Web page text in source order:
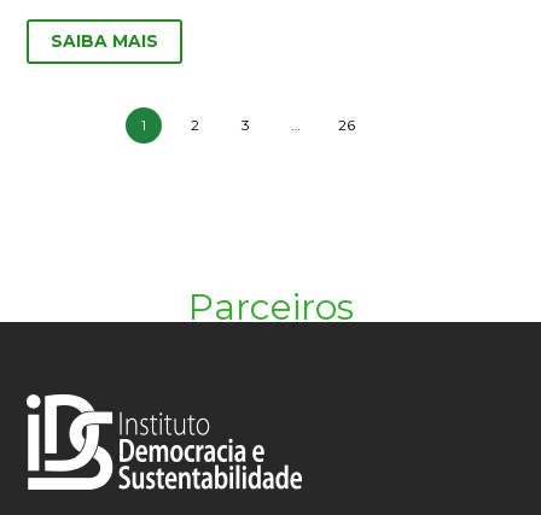
SAIBA MAIS
1 2 3 … 26
Parceiros